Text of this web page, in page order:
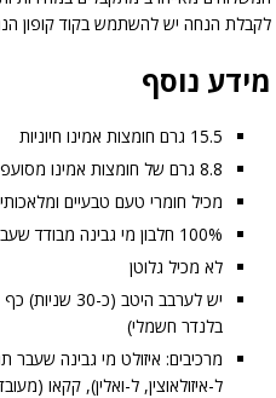
לקבלת הנחה יש להשתמש בקוד קופון
מידע נוסף
15.5 גרם חומצות אמינו חיוניות
8.8 גרם של חומצות אמינו מסועפות שרשרת (BCAA)
מכיל חומרי טעם טבעיים
100% חלבון מי גבינה מבודד שעבר הידרוליזה
לא מכיל גלוטן
בלנדר חשמלי)
מרכיבים: איזולט מי גבינה שעבר
ל-איזולאוצין, ל-ואלין), קקאו